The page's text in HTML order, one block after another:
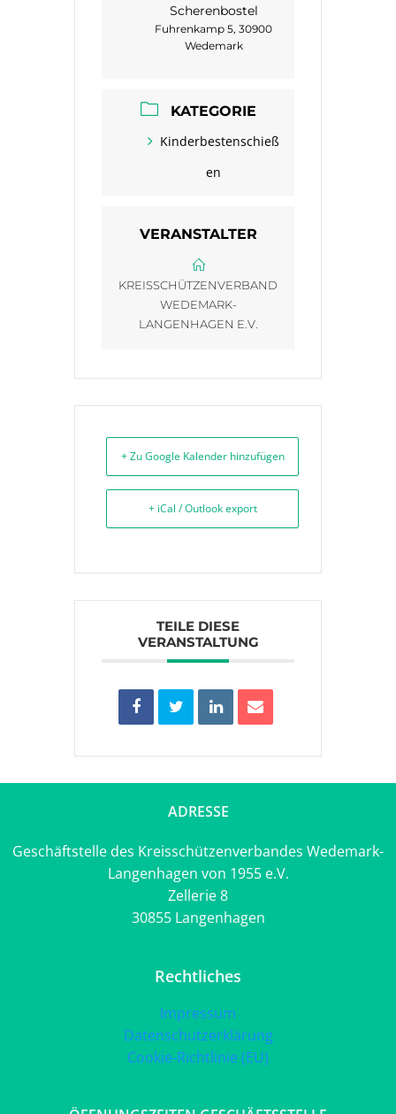
Scherenbostel
Fuhrenkamp 5, 30900
Wedemark
KATEGORIE
Kinderbestenschieß
en
VERANSTALTER
KREISSCHÜTZENVERBAND
WEDEMARK-
LANGENHAGEN E.V.
+ Zu Google Kalender hinzufügen
+ iCal / Outlook export
TEILE DIESE
VERANSTALTUNG
ADRESSE
Geschäftstelle des Kreisschützenverbandes Wedemark-
Langenhagen von 1955 e.V.
Zellerie 8
30855 Langenhagen
Rechtliches
Impressum
Datenschutzerklärung
Cookie-Richtlinie (EU)